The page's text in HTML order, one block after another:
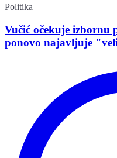
Politika
Vučić očekuje izbornu
ponovo najavljuje